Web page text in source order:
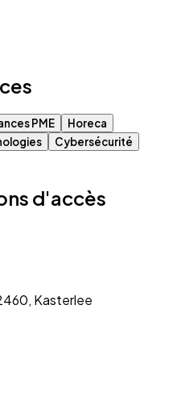
PME
Horeca
Cybersécurité
d'accès
Kasterlee